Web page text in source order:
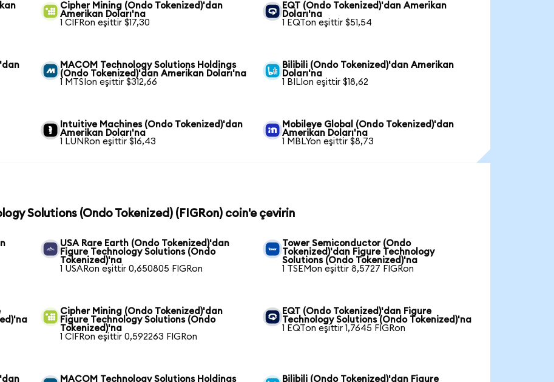
Cipher Mining (Ondo Tokenized)'dan
Amerikan Doları'na
1 CIFRon eşittir $17,30
EQT (Ondo Tokenized)'dan Amerikan
Doları'na
1 EQTon eşittir $51,54
MACOM Technology Solutions Holdings
(Ondo Tokenized)'dan Amerikan Doları'na
1 MTSIon eşittir $312,66
Bilibili (Ondo Tokenized)'dan Amerikan
Doları'na
1 BILIon eşittir $18,62
Intuitive Machines (Ondo Tokenized)'dan
Amerikan Doları'na
1 LUNRon eşittir $16,43
Mobileye Global (Ondo Tokenized)'dan
Amerikan Doları'na
1 MBLYon eşittir $8,73
Solutions (Ondo Tokenized) (FIGRon) coin'e çevirin
USA Rare Earth (Ondo Tokenized)'dan
Figure Technology Solutions (Ondo
Tokenized)'na
1 USARon eşittir 0,650805 FIGRon
Tower Semiconductor (Ondo
Tokenized)'dan Figure Technology
Solutions (Ondo Tokenized)'na
1 TSEMon eşittir 8,5727 FIGRon
Cipher Mining (Ondo Tokenized)'dan
Figure Technology Solutions (Ondo
Tokenized)'na
1 CIFRon eşittir 0,592263 FIGRon
EQT (Ondo Tokenized)'dan Figure
Technology Solutions (Ondo Tokenized)'na
1 EQTon eşittir 1,7645 FIGRon
MACOM Technology Solutions Holdings
Bilibili (Ondo Tokenized)'dan Figure